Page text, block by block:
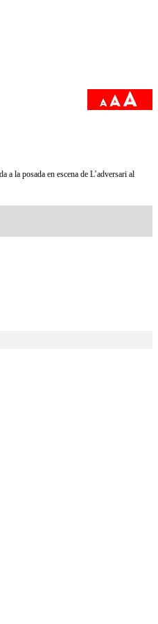
a la posada en escena de L’adversari al